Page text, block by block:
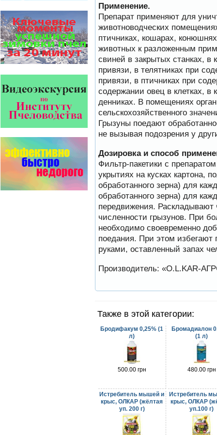
очень сложно приходится
конкурентным препаратам
- они просто не выдерживают
конкуренцию ни по цене,…
Варроадез - это лучшее
современное средство
действует на два вида
Язык танцев и звуков
Пчелы общаются с помощью
языка танцев и звуков. Это…
Безукоризненно сильное
комплексного оздоровления
от болезней пчел и
повышения рентабельности
Апидез, Варроадез, Амипол-Т,
Апирой, Апистоп, Бипин-Т,
Полисан и Гармония…
Применение.
Препарат применяют для
животноводческих
птичниках, кошарах,
животных к разложенным
свиней в закрытых станках, в
привязи, в телятниках при
привязи, в птичниках при
содержании овец в клетках,
денниках. В помещениях
сельскохозяйственного
Грызуны поедают
не вызывая подозрения у
Дозировка и способ
Фильтр-пакетики с
укрытиях на кусках картона,
обработанного зерна) для
обработанного зерна) для
передвижения.
численности грызунов. При
необходимо своевременно
поедания. При этом избегают
руками, оставленный запах
Производитель: «O.L.KAR-
Также в этой категории:
Бродифакум 0,25% (1
л)
500.00 грн
Бромадиалон
(1 л)
480.00 грн
Истребитель мышей и
крыс, ОЛКАР (жёлтая
уп. 200 г)
Истребитель
крыс, ОЛКАР
уп.100 г)